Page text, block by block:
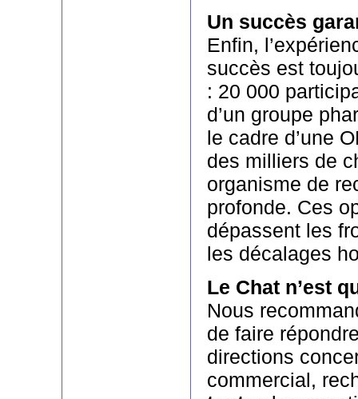
Un succès
Enfin,
succès est
: 20 000
d’un groupe
le cadre d’une
des milliers de
organisme de
profonde. Ces
dépassent les
les décalages
Le Chat n’est
Nous
de faire
directions
commercial,